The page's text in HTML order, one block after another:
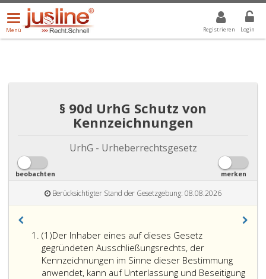
Registrieren Login
Menü
öffnen/schließen
Menü
ALLE DROPDOWN: GEWÄHLTER WERT IST ALLE
§ 90d UrhG Schutz von
Kennzeichnungen
UrhG - Urheberrechtsgesetz
beobachten merken
Berücksichtigter Stand der Gesetzgebung: 08.08.2026
(1)Absatz
eins
Der Inhaber eines auf dieses Gesetz
gegründeten Ausschließungsrechts, der
Kennzeichnungen im Sinne dieser Bestimmung
anwendet, kann auf Unterlassung und Beseitigung